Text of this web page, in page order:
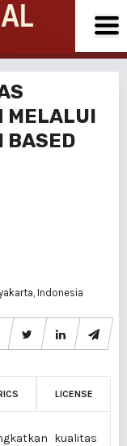
MELALUI
BASED
Indonesia
LICENSE
kualitas